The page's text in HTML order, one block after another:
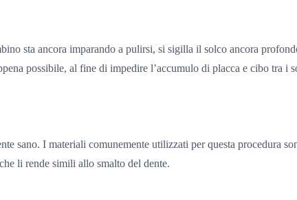
sta ancora imparando a pulirsi, si sigilla il solco ancora
possibile, al fine di impedire l’accumulo di placca e cibo tra i
sano. I materiali comunemente utilizzati per questa procedura
li rende simili allo smalto del dente.